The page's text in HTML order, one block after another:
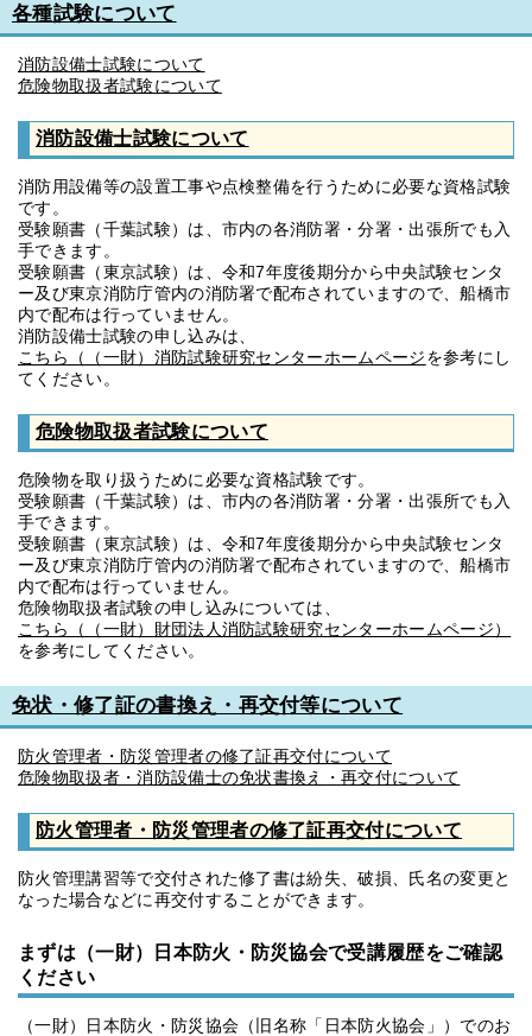
各種試験について
消防設備士試験について
危険物取扱者試験について
消防設備士試験について
消防用設備等の設置工事や点検整備を行うために必要な資格試験
です。
受験願書（千葉試験）は、市内の各消防署・分署・出張所でも入
手できます。
受験願書（東京試験）は、令和7年度後期分から中央試験センタ
ー及び東京消防庁管内の消防署で配布されていますので、船橋市
内で配布は行っていません。
消防設備士試験の申し込みは、
こちら（（一財）消防試験研究センターホームページを参考にし
てください。
危険物取扱者試験について
危険物を取り扱うために必要な資格試験です。
受験願書（千葉試験）は、市内の各消防署・分署・出張所でも入
手できます。
受験願書（東京試験）は、令和7年度後期分から中央試験センタ
ー及び東京消防庁管内の消防署で配布されていますので、船橋市
内で配布は行っていません。
危険物取扱者試験の申し込みについては、
こちら（（一財）財団法人消防試験研究センターホームページ）
を参考にしてください。
免状・修了証の書換え・再交付等について
防火管理者・防災管理者の修了証再交付について
危険物取扱者・消防設備士の免状書換え・再交付について
防火管理者・防災管理者の修了証再交付について
防火管理講習等で交付された修了書は紛失、破損、氏名の変更と
なった場合などに再交付することができます。
まずは（一財）日本防火・防災協会で受講履歴をご確認
ください
（一財）日本防火・防災協会（旧名称「日本防火協会」）でのお